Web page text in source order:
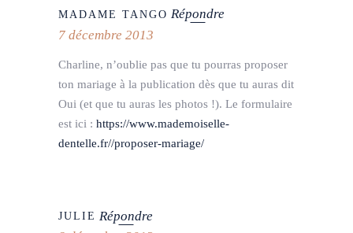
MADAME TANGO Répondre
7 décembre 2013
Charline, n’oublie pas que tu pourras proposer
ton mariage à la publication dès que tu auras dit
Oui (et que tu auras les photos !). Le formulaire
est ici : https://www.mademoiselle-
dentelle.fr//proposer-mariage/
JULIE Répondre